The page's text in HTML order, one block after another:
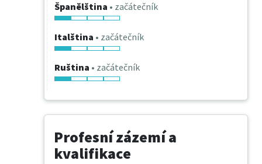
Španělština • začátečník
Italština • začátečník
Ruština • začátečník
Profesní zázemí a
kvalifikace